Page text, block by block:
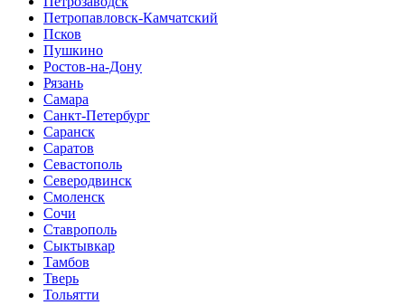
Петропавловск-Камчатский
Псков
Пушкино
Ростов-на-Дону
Рязань
Самара
Санкт-Петербург
Саранск
Саратов
Севастополь
Северодвинск
Смоленск
Сочи
Ставрополь
Сыктывкар
Тамбов
Тверь
Тольятти